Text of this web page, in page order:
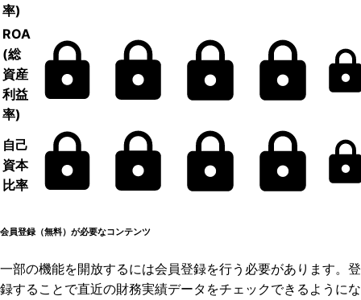
率)
ROA
(総
資産
利益
率)
自己
資本
比率
会員登録（無料）が必要なコンテンツ
一部の機能を開放するには会員登録を行う必要があります。登
録することで直近の財務実績データをチェックできるようにな